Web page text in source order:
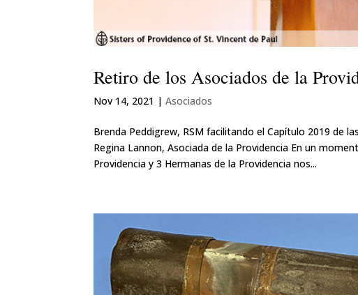
Retiro de los Asociados de la
Nov 14, 2021 |Asociados
Brenda Peddigrew, RSM facilitando el Capítulo 2019 de
Regina Lannon, Asociada de la Providencia En un
Providencia y 3 Hermanas de la Providencia nos...